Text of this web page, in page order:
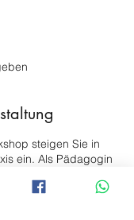
steigen Sie in
ein. Als Pädagogin
Empathie und der